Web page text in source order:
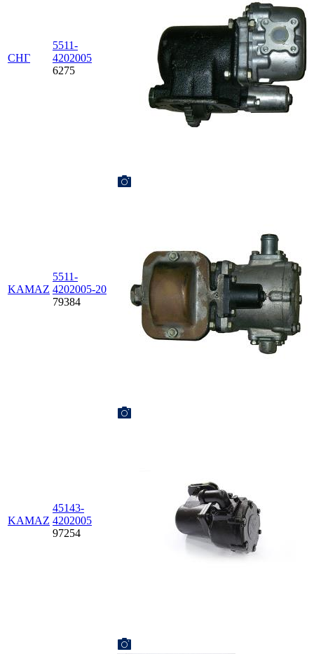
СНГ
5511-
4202005
6275
KAMAZ
5511-
4202005-20
79384
KAMAZ
45143-
4202005
97254